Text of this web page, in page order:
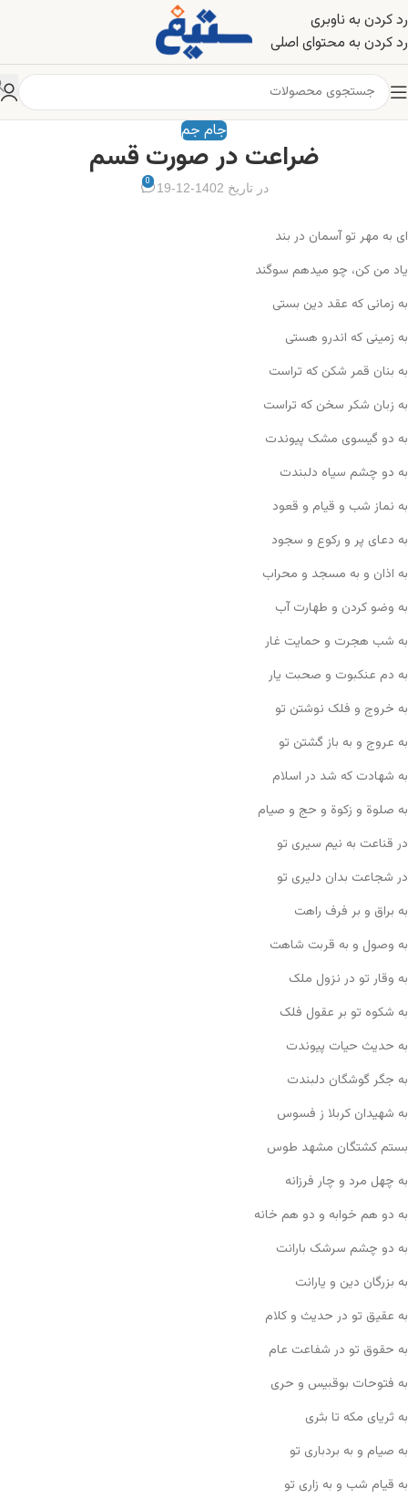
رد کردن به ناوبری
رد کردن به محتوای اصلی
جام جم
ضراعت در صورت قسم
در تاریخ 1402-12-19 0
ای به مهر تو آسمان در بند
یاد من کن، چو میدهم سوگند
به زمانی که عقد دین بستی
به زمینی که اندرو هستی
به بنان قمر شکن که تراست
به زبان شکر سخن که تراست
به دو گیسوی مشک پیوندت
به دو چشم سیاه دلبندت
به نماز شب و قیام و قعود
به دعای پر و رکوع و سجود
به اذان و به مسجد و محراب
به وضو کردن و طهارت آب
به شب هجرت و حمایت غار
به دم عنکبوت و صحبت یار
به خروج و فلک نوشتن تو
به عروج و به باز گشتن تو
به شهادت که شد در اسلام
به صلوة و زکوة و حج و صیام
در قناعت به نیم سیری تو
در شجاعت بدان دلیری تو
به براق و بر فرف راهت
به وصول و به قربت شاهت
به وقار تو در نزول ملک
به شکوه تو بر عقول فلک
به حدیث حیات پیوندت
به جگر گوشگان دلبندت
به شهیدان کربلا ز فسوس
بستم کشتگان مشهد طوس
به چهل مرد و چار فرزانه
به دو هم خوابه و دو هم خانه
به دو چشم سرشک بارانت
به بزرگان دین و یارانت
به عقیق تو در حدیث و کلام
به حقوق تو در شفاعت عام
به فتوحات بوقبیس و حری
به ثریای مکه تا بثری
به صیام و به بردباری تو
به قیام شب و به زاری تو